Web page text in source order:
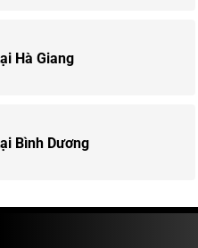
Hà Giang
Bình Dương